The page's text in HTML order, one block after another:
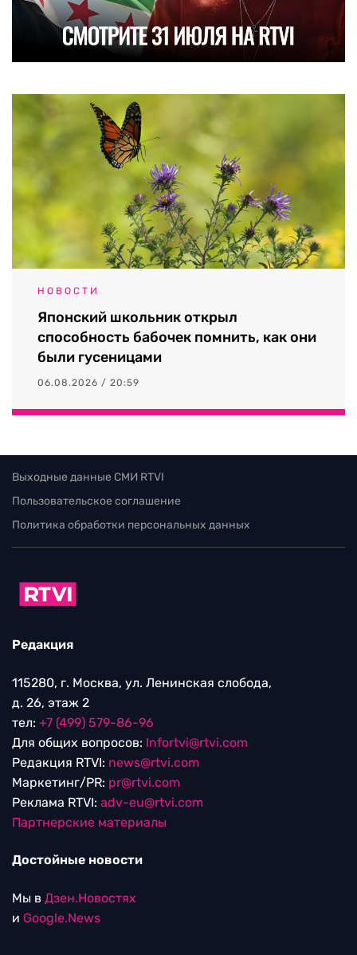
НОВОСТИ
Японский школьник открыл
способность бабочек помнить, как они
были гусеницами
06.08.2026 / 20:59
Выходные данные СМИ RTVI
Пользовательское соглашение
Политика обработки персональных данных
Редакция
115280, г. Москва, ул. Ленинская слобода,
д. 26, этаж 2
тел: +7 (499) 579-86-96
Для общих вопросов: Infortvi@rtvi.com
Редакция RTVI: news@rtvi.com
Маркетинг/PR: pr@rtvi.com
Реклама RTVI: adv-eu@rtvi.com
Партнерские материалы
Достойные новости
Мы в Дзен.Новостях
и Google.News